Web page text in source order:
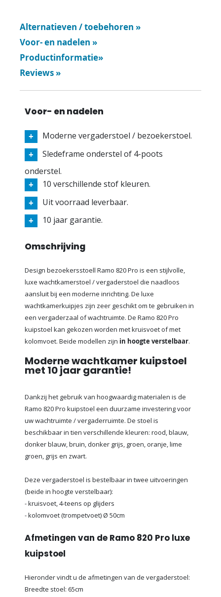
Alternatieven / toebehoren »
Voor- en nadelen »
Productinformatie»
Reviews »
Voor- en nadelen
Moderne vergaderstoel / bezoekerstoel.
Sledeframe onderstel of 4-poots
onderstel.
10 verschillende stof kleuren.
Uit voorraad leverbaar.
10 jaar garantie.
Omschrijving
Design bezoekersstoell Ramo 820 Pro is een stijlvolle,
luxe wachtkamerstoel / vergaderstoel die naadloos
aansluit bij een moderne inrichting. De luxe
wachtkamerkuipjes zijn zeer geschikt om te gebruiken in
een vergaderzaal of wachtruimte. De Ramo 820 Pro
kuipstoel kan gekozen worden met kruisvoet of met
kolomvoet. Beide modellen zijn in hoogte verstelbaar.
Moderne wachtkamer kuipstoel
met 10 jaar garantie!
Dankzij het gebruik van hoogwaardig materialen is de
Ramo 820 Pro kuipstoel een duurzame investering voor
uw wachtruimte / vergaderruimte. De stoel is
beschikbaar in tien verschillende kleuren: rood, blauw,
donker blauw, bruin, donker grijs, groen, oranje, lime
groen, grijs en zwart.
Deze vergaderstoel is bestelbaar in twee uitvoeringen
(beide in hoogte verstelbaar):
- kruisvoet, 4-teens op glijders
- kolomvoet (trompetvoet) Ø 50cm
Afmetingen van de Ramo 820 Pro luxe
kuipstoel
Hieronder vindt u de afmetingen van de vergaderstoel:
Breedte stoel: 65cm